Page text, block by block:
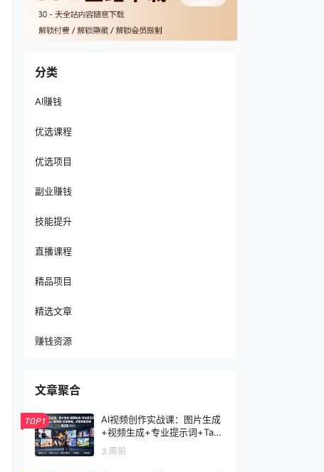
分类
AI赚钱
优选课程
优选项目
副业赚钱
技能提升
直播课程
精品项目
精选文章
赚钱资源
文章聚合
TOP1
AI视频创作实战课：图片生成
+视频生成+专业提示词+TapN
ow×首尾帧+全能参考，从零
到电影感成片
3 周前